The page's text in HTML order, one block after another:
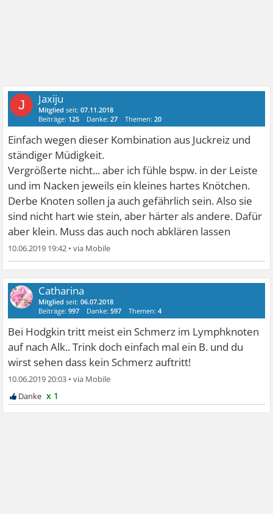
J Jaxiju
Mitglied seit:07.11.2018
Beiträge: 125 Danke:27 Themen:20
Einfach wegen dieser Kombination aus Juckreiz und
ständiger Müdigkeit.
Vergrößerte nicht... aber ich fühle bspw. in der Leiste
und im Nacken jeweils ein kleines hartes Knötchen.
Derbe Knoten sollen ja auch gefährlich sein. Also sie
sind nicht hart wie stein, aber härter als andere. Dafür
aber klein. Muss das auch noch abklären lassen
10.06.2019 19:42 •
Catharina
Mitglied seit:06.07.2018
Beiträge:997 Danke:597 Themen:4
Bei Hodgkin tritt meist ein Schmerz im Lymphknoten
auf nach Alk.. Trink doch einfach mal ein B. und du
wirst sehen dass kein Schmerz auftritt!
10.06.2019 20:03 •
x 1